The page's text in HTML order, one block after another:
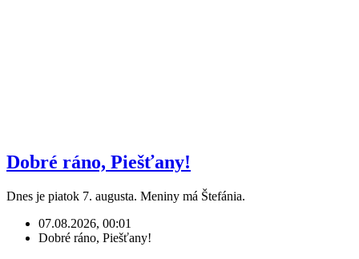
Dobré ráno, Piešťany!
Dnes je piatok 7. augusta. Meniny má Štefánia.
07.08.2026, 00:01
Dobré ráno, Piešťany!